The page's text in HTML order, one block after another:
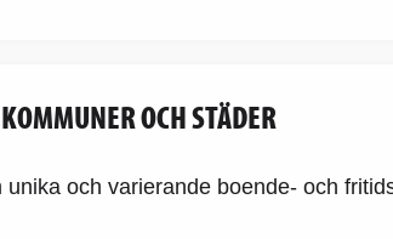
OCH STÄDER
unika och varierande boende- och